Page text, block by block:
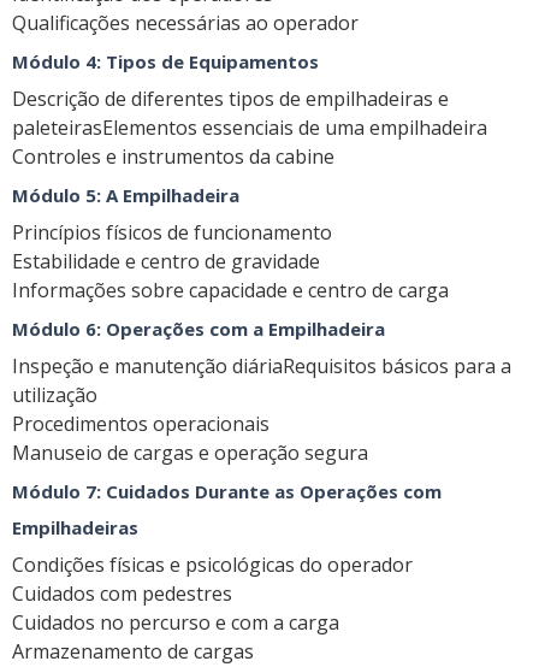
Qualificações necessárias ao operador
Módulo 4: Tipos de Equipamentos
Descrição de diferentes tipos de empilhadeiras e
paleteirasElementos essenciais de uma empilhadeira
Controles e instrumentos da cabine
Módulo 5: A Empilhadeira
Princípios físicos de funcionamento
Estabilidade e centro de gravidade
Informações sobre capacidade e centro de carga
Módulo 6: Operações com a Empilhadeira
Inspeção e manutenção diáriaRequisitos básicos para a
utilização
Procedimentos operacionais
Manuseio de cargas e operação segura
Módulo 7: Cuidados Durante as Operações com
Empilhadeiras
Condições físicas e psicológicas do operador
Cuidados com pedestres
Cuidados no percurso e com a carga
Armazenamento de cargas